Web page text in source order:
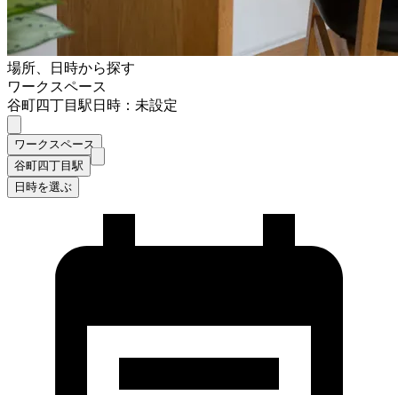
場所、日時から探す
ワークスペース
谷町四丁目駅日時：未設定
ワークスペース
谷町四丁目駅
日時を選ぶ